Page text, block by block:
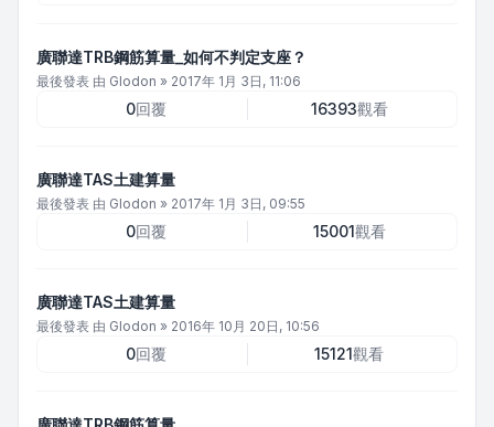
廣聯達TRB鋼筋算量_如何不判定支座？
最後發表 由 Glodon » 2017年 1月 3日, 11:06
0回覆 16393觀看
廣聯達TAS土建算量
最後發表 由 Glodon » 2017年 1月 3日, 09:55
0回覆 15001觀看
廣聯達TAS土建算量
最後發表 由 Glodon » 2016年 10月 20日, 10:56
0回覆 15121觀看